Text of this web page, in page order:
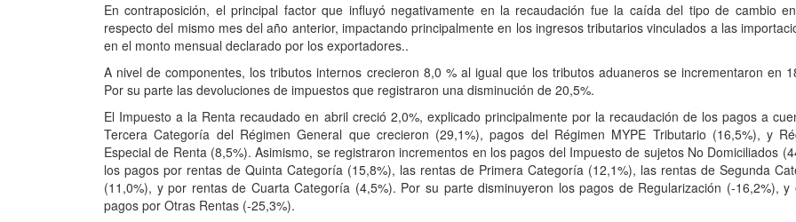
En contraposición, el principal factor que influyó negativamente en la recaudación fue la caída del tipo de cambio
respecto del mismo mes del año anterior, impactando principalmente en los ingresos tributarios vinculados a las
en el monto mensual declarado por los exportadores..
A nivel de componentes, los tributos internos crecieron 8,0 % al igual que los tributos aduaneros se incrementaron en
Por su parte las devoluciones de impuestos que registraron una disminución de 20,5%.
El Impuesto a la Renta recaudado en abril creció 2,0%, explicado principalmente por la recaudación de los pagos a
Tercera Categoría del Régimen General que crecieron (29,1%), pagos del Régimen MYPE Tributario (16,5%), y
Especial de Renta (8,5%). Asimismo, se registraron incrementos en los pagos del Impuesto de sujetos No Domiciliados
los pagos por rentas de Quinta Categoría (15,8%), las rentas de Primera Categoría (12,1%), las rentas de Segunda
(11,0%), y por rentas de Cuarta Categoría (4,5%). Por su parte disminuyeron los pagos de Regularización (-16,2%), y
pagos por Otras Rentas (-25,3%).